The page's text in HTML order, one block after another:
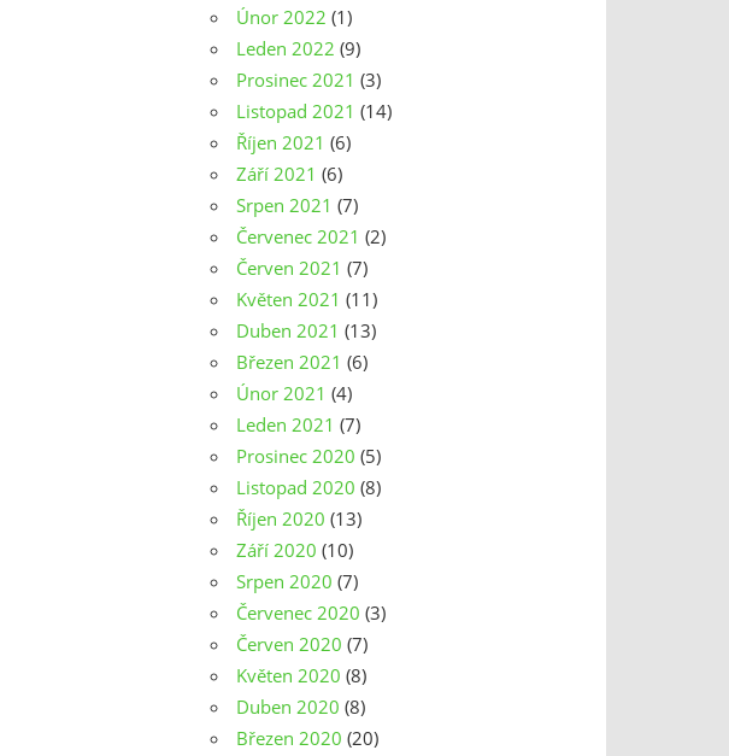
Únor 2022 (1)
Leden 2022 (9)
Prosinec 2021 (3)
Listopad 2021 (14)
Říjen 2021 (6)
Září 2021 (6)
Srpen 2021 (7)
Červenec 2021 (2)
Červen 2021 (7)
Květen 2021 (11)
Duben 2021 (13)
Březen 2021 (6)
Únor 2021 (4)
Leden 2021 (7)
Prosinec 2020 (5)
Listopad 2020 (8)
Říjen 2020 (13)
Září 2020 (10)
Srpen 2020 (7)
Červenec 2020 (3)
Červen 2020 (7)
Květen 2020 (8)
Duben 2020 (8)
Březen 2020 (20)